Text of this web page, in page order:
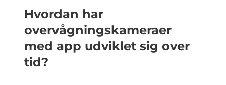
Hvordan har
overvågningskameraer
med app udviklet sig over
tid?